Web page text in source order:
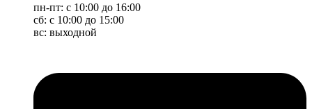
пн-пт: с 10:00 до 16:00
сб: с 10:00 до 15:00
вс: выходной